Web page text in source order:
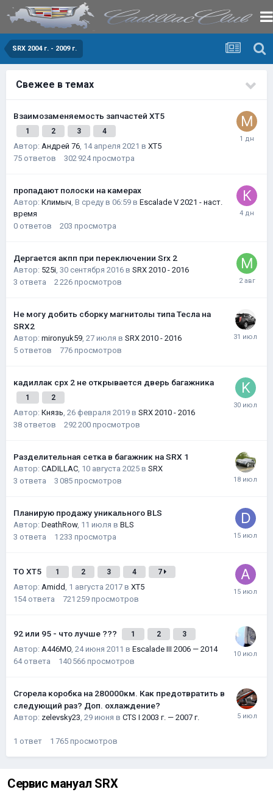
SRX 2004 г. - 2009 г.
Свежее в темах
Взаимозаменяемость запчастей XT5
1 2 3 4
Автор: Андрей 76, 14 апреля 2021 в XT5
75 ответов 302 924 просмотра
пропадают полоски на камерах
Автор: Климыч, В среду в 06:59 в Escalade V 2021 - наст.
время
0 ответов 203 просмотра
Дергается акпп при переключении Srx 2
Автор: 525i, 30 сентября 2016 в SRX 2010 - 2016
3 ответа 2 226 просмотров
Не могу добить сборку магнитолы типа Тесла на
SRX2
Автор: mironyuk59, 27 июля в SRX 2010 - 2016
5 ответов 776 просмотров
кадиллак срх 2 не открывается дверь багажника
1 2
Автор: Князь, 26 февраля 2019 в SRX 2010 - 2016
38 ответов 292 200 просмотров
Разделительная сетка в багажник на SRX 1
Автор: CADILLAC, 10 августа 2025 в SRX
3 ответа 3 085 просмотров
Планирую продажу уникального BLS
Автор: DeathRow, 11 июля в BLS
3 ответа 1 233 просмотра
ТО XT5 1 2 3 4 7
Автор: Amidd, 1 августа 2017 в XT5
154 ответа 721 259 просмотров
92 или 95 - что лучше ??? 1 2 3
Автор: A446MO, 24 июня 2011 в Escalade III 2006 — 2014
64 ответа 140 566 просмотров
Сгорела коробка на 280000км. Как предотвратить в
следующий раз? Доп. охлаждение?
Автор: zelevsky23, 29 июня в CTS I 2003 г. — 2007 г.
1 ответ 1 765 просмотров
Сервис мануал SRX